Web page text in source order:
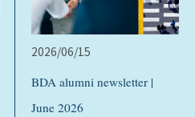
2026/06/15
BDA alumni newsletter |
June 2026